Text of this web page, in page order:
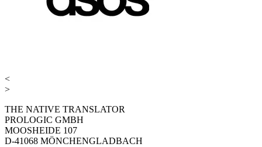
<
>
THE NATIVE TRANSLATOR
PROLOGIC GMBH
MOOSHEIDE 107
D-41068 MÖNCHENGLADBACH